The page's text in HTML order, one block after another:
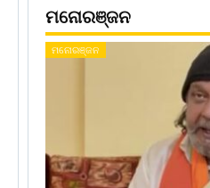
ମନୋରଞ୍ଜନ
ମନୋରଞ୍ଜନ